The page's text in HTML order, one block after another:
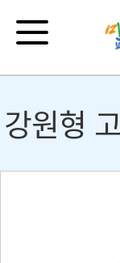
강원형